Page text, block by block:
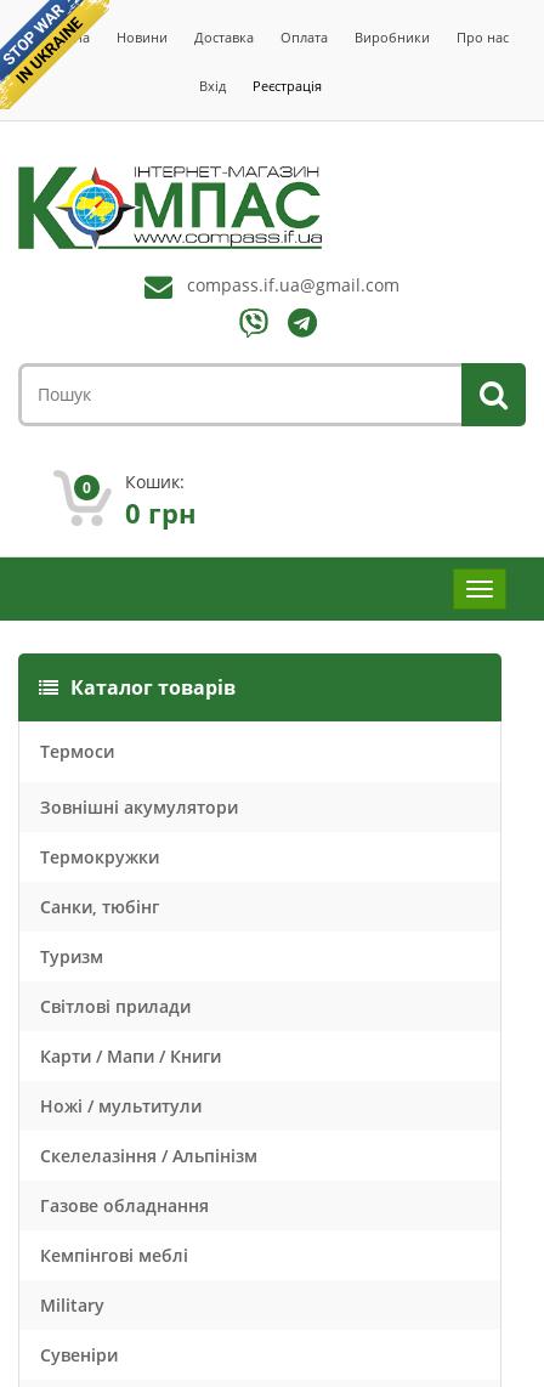
Головна Новини Доставка Оплата Виробники Про нас
Вхід Реєстрація
compass.if.ua@gmail.com
0 Кошик:
0 грн
Меню
Каталог товарів
Термоси
Зовнішні акумулятори
Термокружки
Санки, тюбінг
Туризм
Світлові прилади
Карти / Мапи / Книги
Ножі / мультитули
Скелелазіння / Альпінізм
Газове обладнання
Кемпінгові меблі
Military
Сувеніри